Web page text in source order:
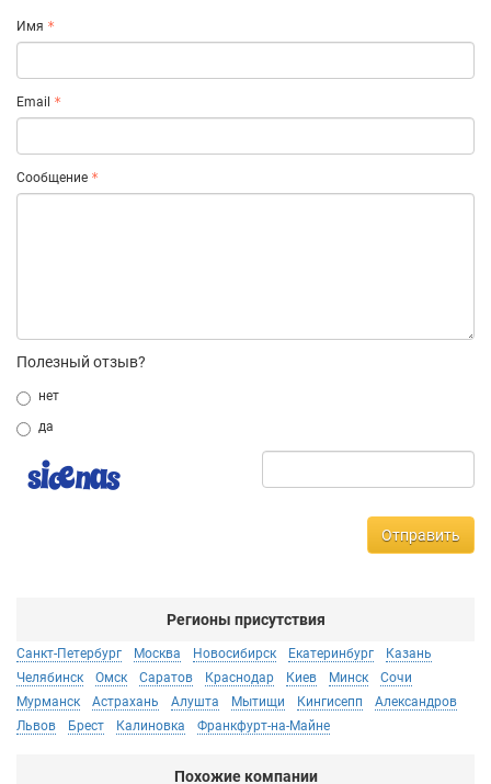
Имя
Email
Сообщение
Полезный отзыв?
нет
да
Отправить
Регионы присутствия
Санкт-Петербург Москва Новосибирск Екатеринбург
Казань
Челябинск
Омск Саратов Краснодар Киев Минск
Сочи
Мурманск
Астрахань Алушта Мытищи Кингисепп
Александров
Львов
Брест Калиновка Франкфурт-на-Майне
Похожие компании